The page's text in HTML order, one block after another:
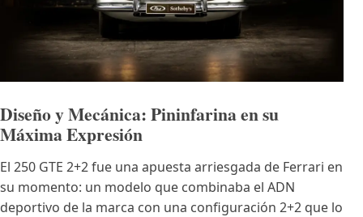
Diseño y Mecánica: Pininfarina en su
Máxima Expresión
El 250 GTE 2+2 fue una apuesta arriesgada de Ferrari en
su momento: un modelo que combinaba el ADN
deportivo de la marca con una configuración 2+2 que lo